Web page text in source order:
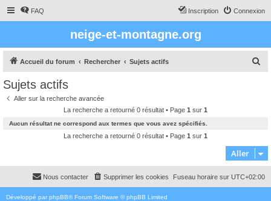
FAQ Connexion
Inscription
neige-et-montagne.org
Accueil du forum Rechercher Sujets actifs
c
h
e
Sujets actifs
Aller sur la recherche avancée
La recherche a retourné 0 résultat • Page 1 sur 1
Aucun résultat ne correspond aux termes que vous avez spécifiés.
La recherche a retourné 0 résultat • Page 1 sur 1
Aller
Fuseau horaire sur UTC+02:00
Supprimer les cookies
Nous contacter
Développé par phpBB® Forum Software © phpBB Limited